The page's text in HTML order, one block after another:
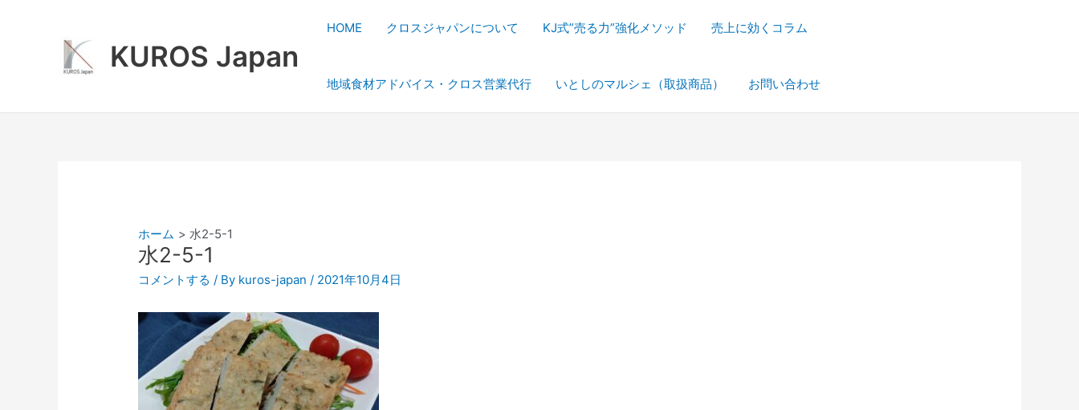
KUROS Japan
HOME クロスジャパンについて KJ式”売る力”強化メソッド 売上に効くコラム
地域食材アドバイス・クロス営業代行 いとしのマルシェ（取扱商品） お問い合わせ
ホーム 水2-5-1
水2-5-1
コメントする / By kuros-japan/ 2021年10月4日